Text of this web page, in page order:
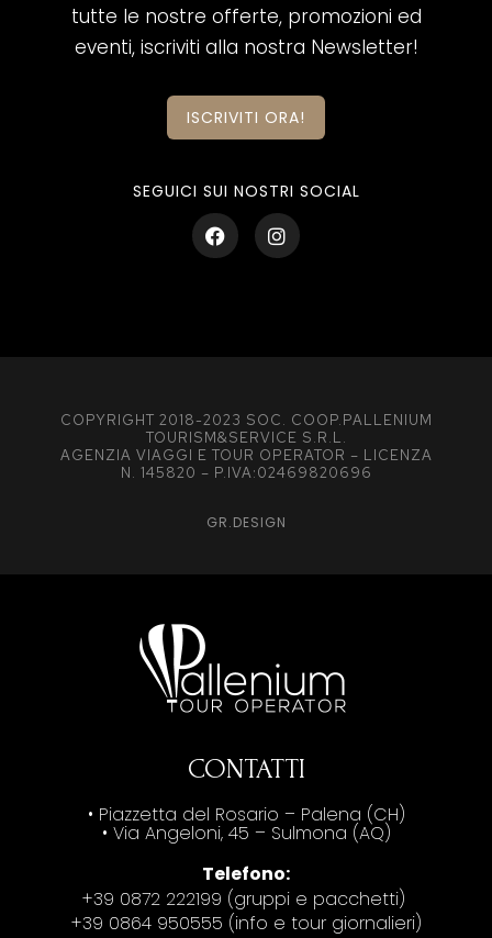
tutte le nostre offerte, promozioni ed
eventi, iscriviti alla nostra Newsletter!
ISCRIVITI ORA!
SEGUICI SUI NOSTRI SOCIAL
COPYRIGHT 2018-2023 SOC. COOP.PALLENIUM
TOURISM&SERVICE S.R.L.
AGENZIA VIAGGI E TOUR OPERATOR – LICENZA
N. 145820 – P.IVA:02469820696
GR.DESIGN
CONTATTI
• Piazzetta del Rosario – Palena (CH)
• Via Angeloni, 45 – Sulmona (AQ)
Telefono:
+39 0872 222199 (gruppi e pacchetti)
+39 0864 950555 (info e tour giornalieri)